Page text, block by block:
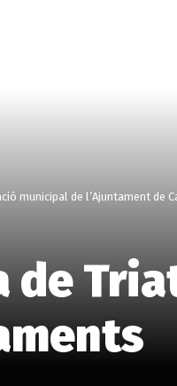
municipal de l’Ajuntament de
de